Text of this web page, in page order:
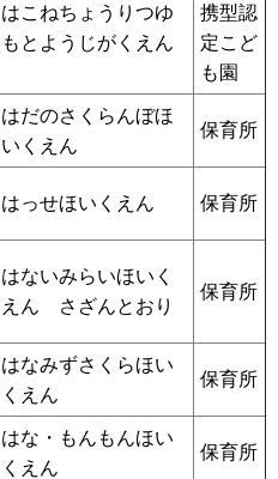
はこねちょうりつゆ
もとようじがくえん
携型認
定こど
も園
はだのさくらんぼほ
いくえん
保育所
はっせほいくえん 保育所
はないみらいほいく
えん さざんとおり
保育所
はなみずさくらほい
くえん
保育所
はな・もんもんほい
くえん
保育所